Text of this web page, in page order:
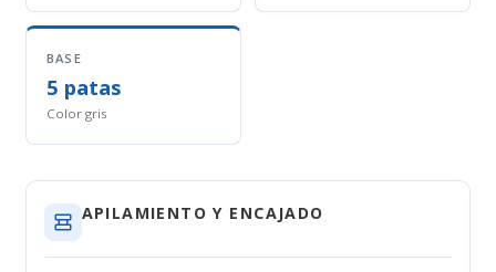
BASE
5 patas
Color gris
APILAMIENTO Y ENCAJADO